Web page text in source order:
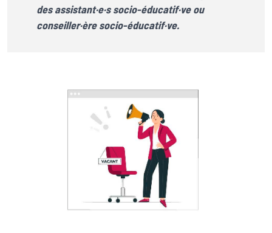
des assistant·e·s socio-éducatif·ve ou
conseiller·ère socio-éducatif·ve.